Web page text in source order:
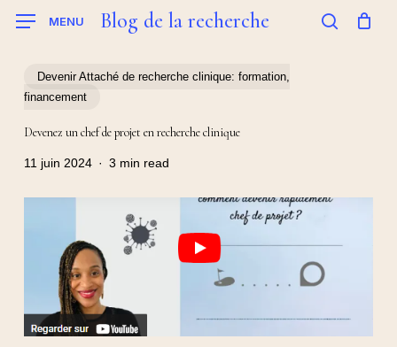
MENU Blog de la recherche
Devenir Attaché de recherche clinique: formation,
financement
Devenez un chef de projet en recherche clinique
11 juin 2024 3 min read